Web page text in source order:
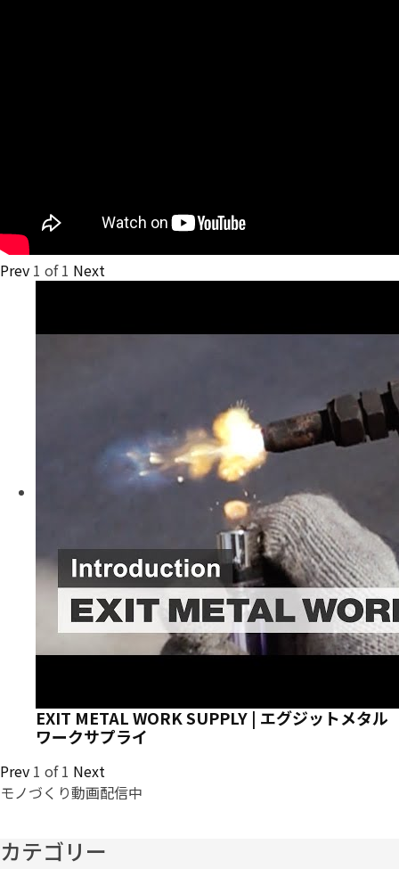
Prev 1 of 1 Next
EXIT METAL WORK SUPPLY | エグジットメタル
ワークサプライ
Prev 1 of 1 Next
モノづくり動画配信中
カテゴリー